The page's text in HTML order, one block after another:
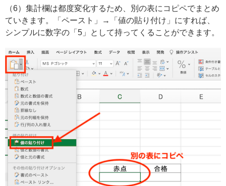
（6）集計欄は都度変化するため、別の表にコピペでまとめ
ていきます。「ペースト」→「値の貼り付け」にすれば、
シンプルに数字の「5」として持ってくることができます。